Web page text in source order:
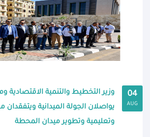
04
AUG
وزير التخطيط والتنمية الاقتصادية
يواصلان الجولة الميدانية
وتعليمية وتطوير ميدان المحطة